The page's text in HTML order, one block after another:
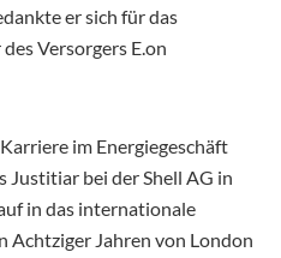
er sich für das
Versorgers E.on
im Energiegeschäft
Justitiar bei der Shell AG in
in das internationale
Achtziger Jahren von London